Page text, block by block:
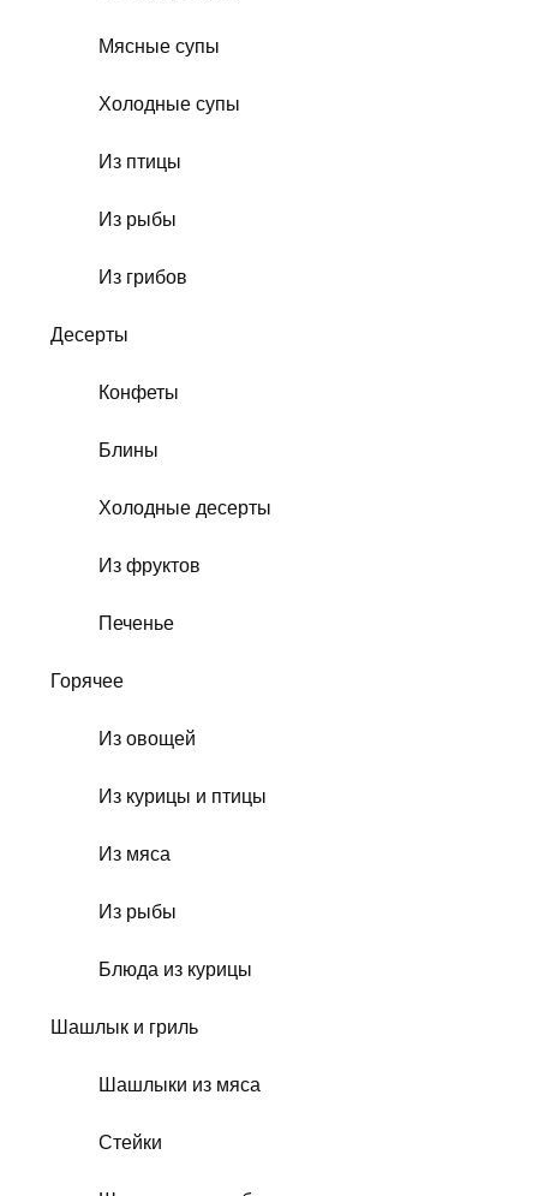
Мясные супы
Холодные супы
Из птицы
Из рыбы
Из грибов
Десерты
Конфеты
Блины
Холодные десерты
Из фруктов
Печенье
Горячее
Из овощей
Из курицы и птицы
Из мяса
Из рыбы
Блюда из курицы
Шашлык и гриль
Шашлыки из мяса
Стейки